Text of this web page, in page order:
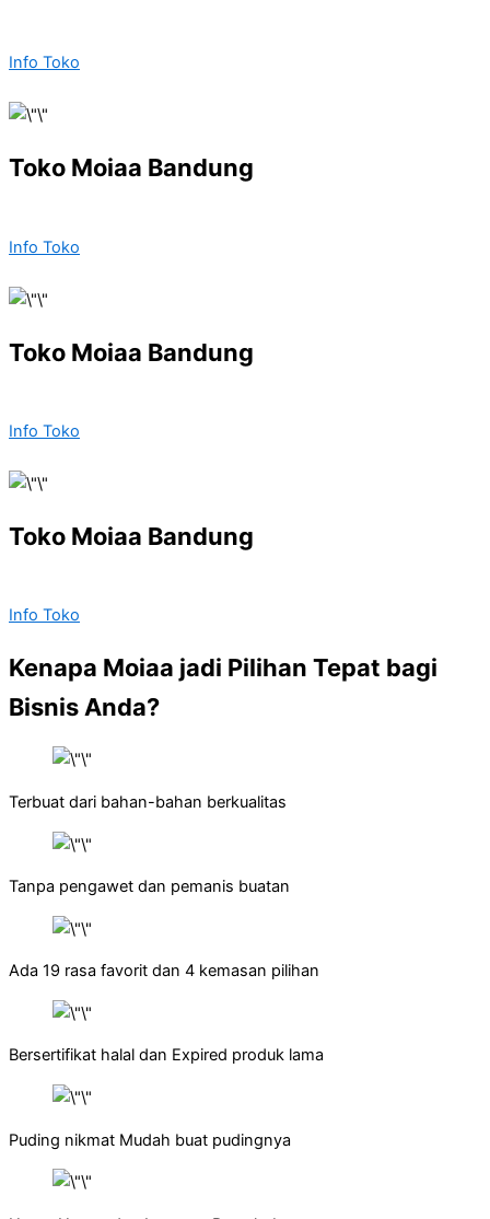
Info Toko
Toko Moiaa Bandung
Info Toko
Toko Moiaa Bandung
Info Toko
Toko Moiaa Bandung
Info Toko
Kenapa Moiaa jadi Pilihan Tepat bagi
Bisnis Anda?
Terbuat dari bahan-bahan berkualitas
Tanpa pengawet dan pemanis buatan
Ada 19 rasa favorit dan 4 kemasan pilihan
Bersertifikat halal dan Expired produk lama
Puding nikmat Mudah buat pudingnya